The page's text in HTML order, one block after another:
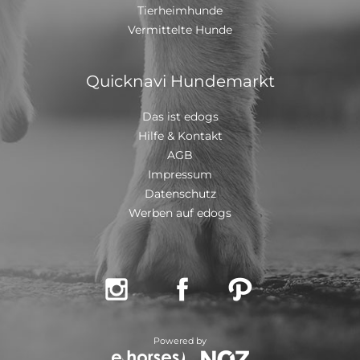
Tierheimhunde
Vermittelte Hunde
Quicknavi Hundemarkt
Das ist edogs
Hilfe & Kontakt
AGB
Impressum
Datenschutz
Werben auf edogs
  
Powered by